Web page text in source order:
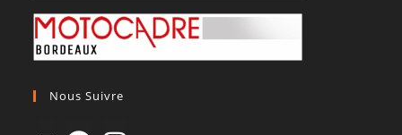
Nous Suivre